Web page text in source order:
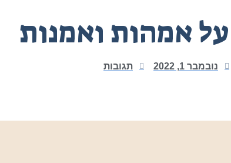
על אמהות ואמנות
נובמבר 1, 2022 תגובות